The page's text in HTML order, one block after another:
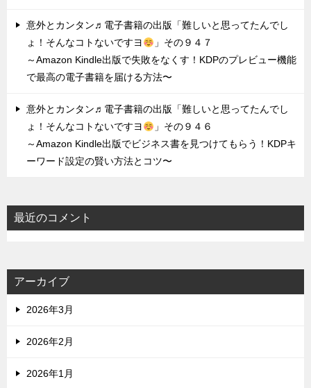
意外とカンタン♬電子書籍の出版「難しいと思ってたんでし
ょ！そんなコトないですヨ
」その９４７
～Amazon Kindle出版で失敗をなくす！KDPのプレビュー機能
で最高の電子書籍を届ける方法〜
意外とカンタン♬電子書籍の出版「難しいと思ってたんでし
ょ！そんなコトないですヨ
」その９４６
～Amazon Kindle出版でビジネス書を見つけてもらう！KDPキ
ーワード設定の賢い方法とコツ〜
最近のコメント
アーカイブ
2026年3月
2026年2月
2026年1月